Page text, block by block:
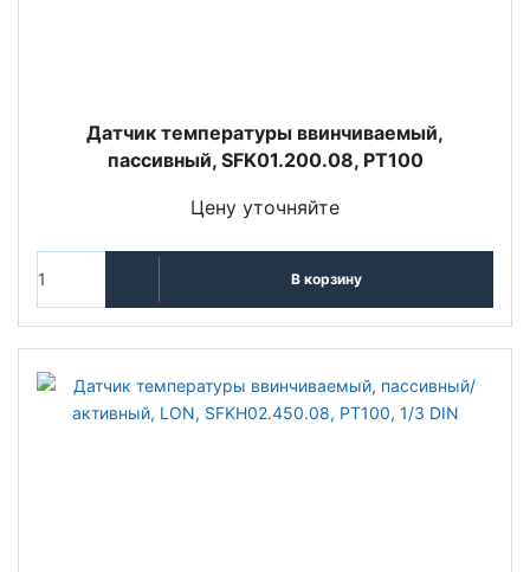
Датчик температуры ввинчиваемый,
пассивный, SFK01.200.08, PT100
Цену уточняйте
В корзину